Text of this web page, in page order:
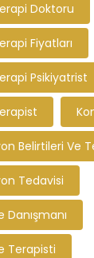
Doktoru
Fiyatları
Psikiyatrist
Belirtileri Ve
Tedavisi
Danışmanı
Terapisti